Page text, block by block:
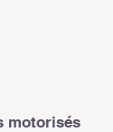
motorisés